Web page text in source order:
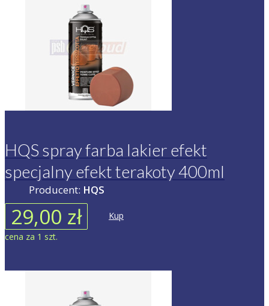
HQS spray farba lakier efekt
specjalny efekt terakoty 400ml
Producent: HQS
29,00 zł
Kup
cena za 1 szt.